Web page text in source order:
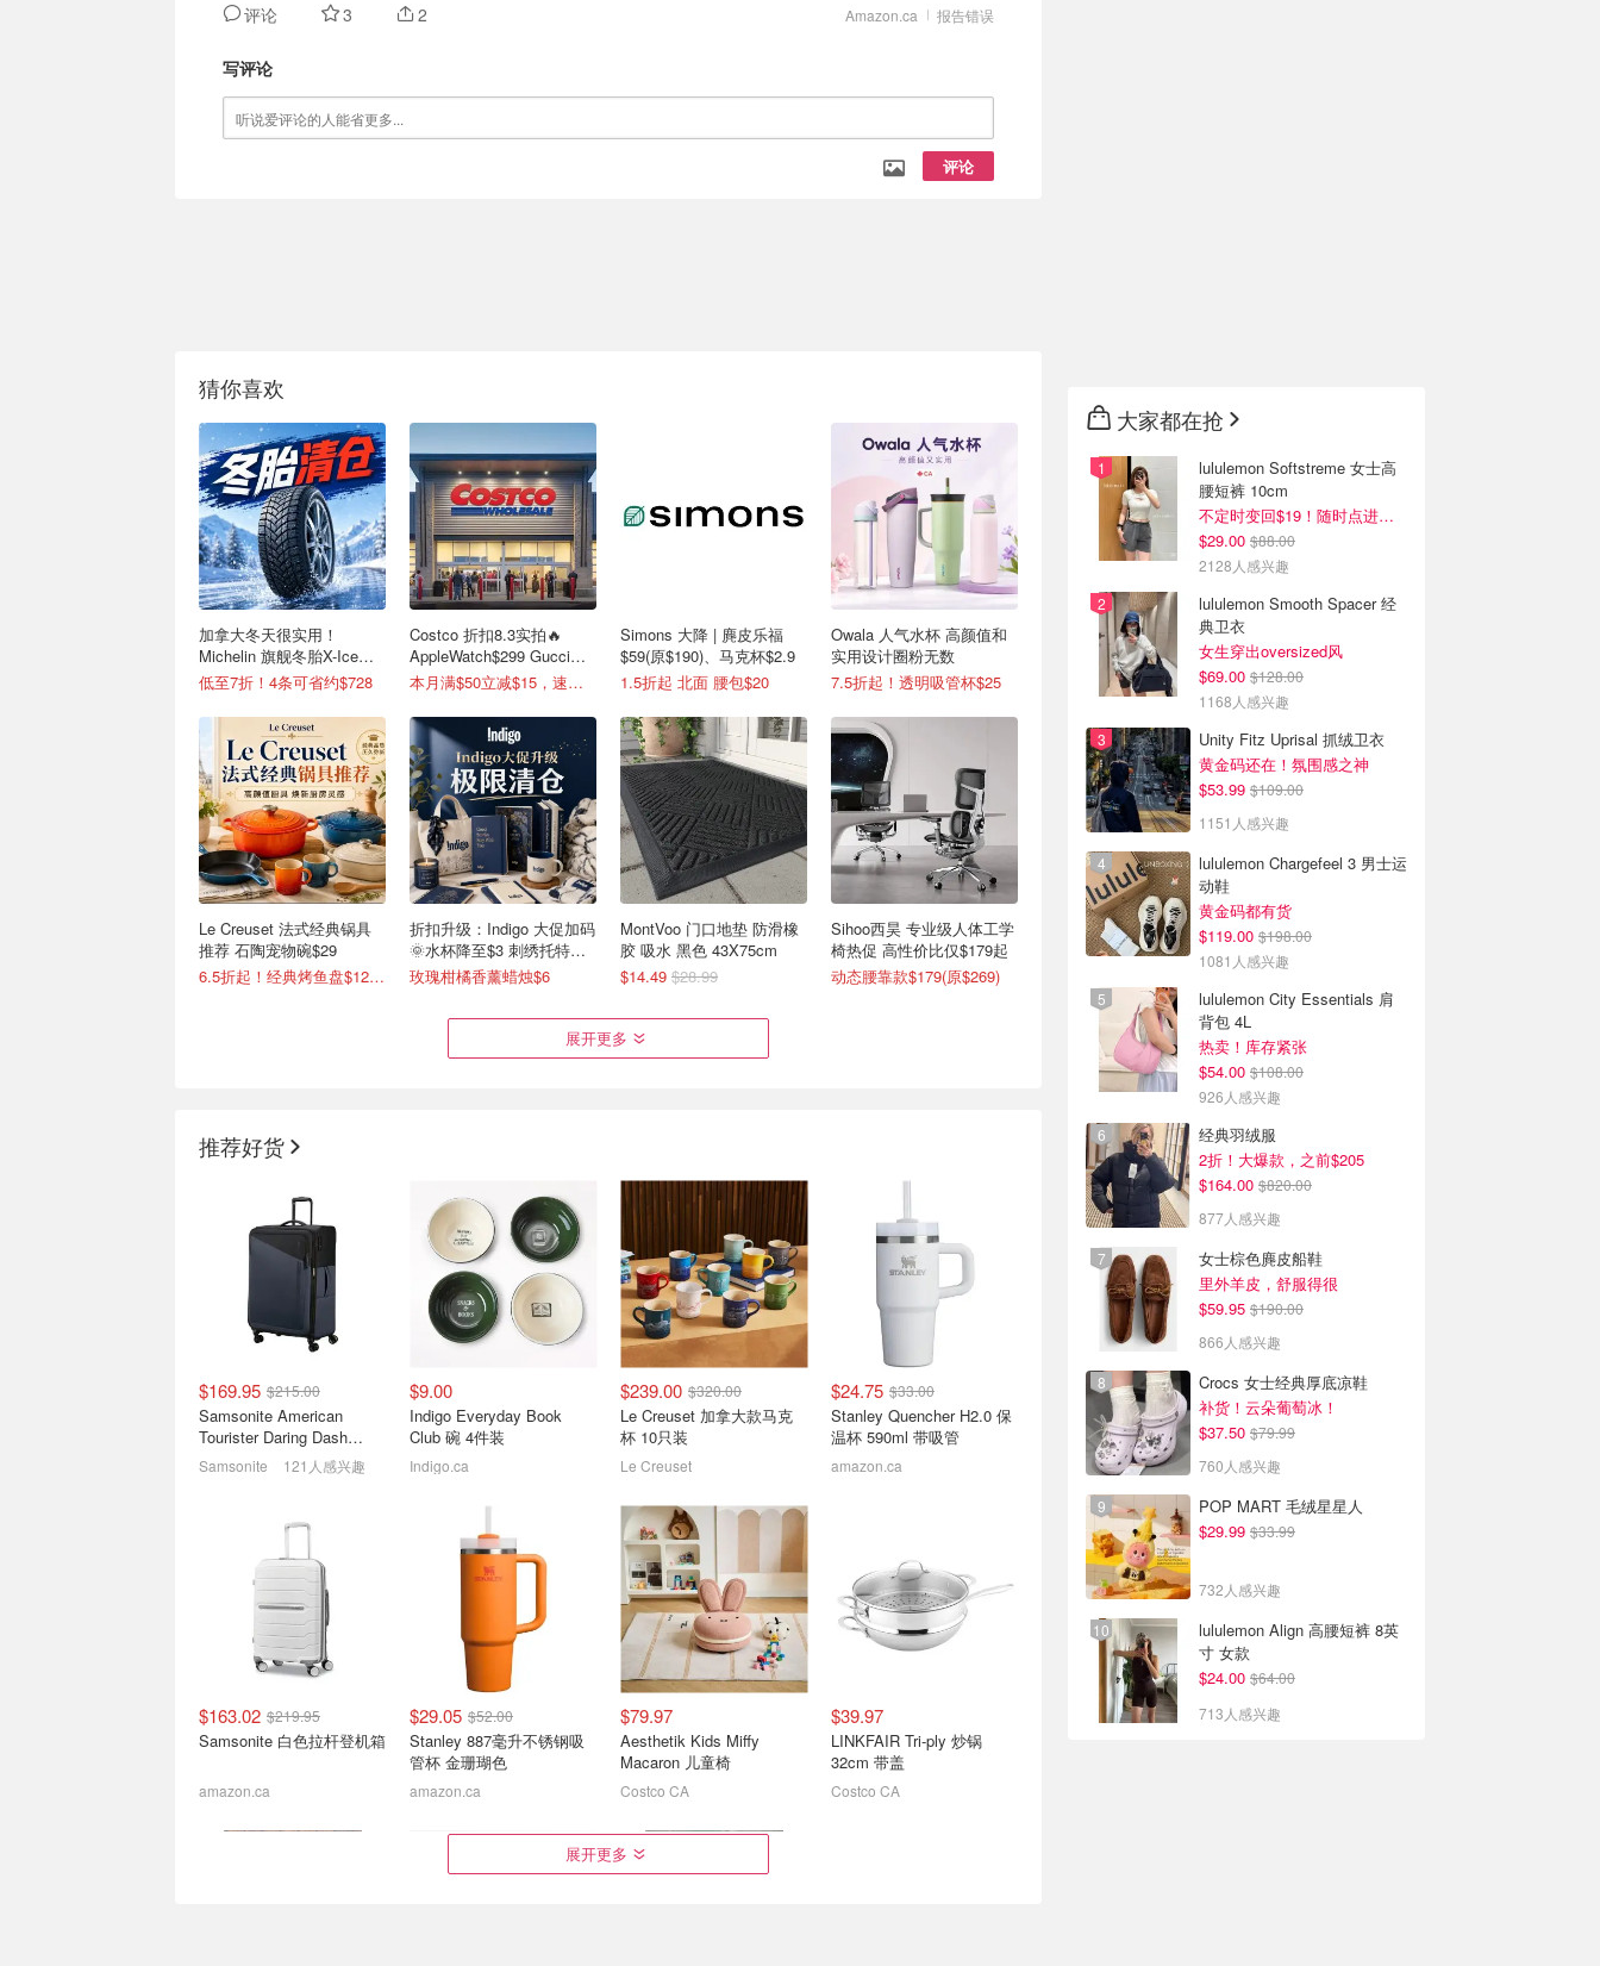
报告错误
Amazon.ca
评论 3 2
写评论
评论
猜你喜欢
加拿大冬天很实用！
Michelin 旗舰冬胎X-Ice
Snow 冰雪抓地强
低至7折！4条可省约$728
Le Creuset 法式经典锅具
推荐 石陶宠物碗$29
6.5折起！经典烤鱼盘$129(原$180)
Costco 折扣8.3实拍🔥
AppleWatch$299 Gucci香
水$99(原$176)
本月满$50立减$15，速领码
折扣升级：Indigo 大促加码
🌞水杯降至$3 刺绣托特包
$8
玫瑰柑橘香薰蜡烛$6
Simons 大降 | 麂皮乐福
$59(原$190)、马克杯$2.9
1.5折起 北面 腰包$20
MontVoo 门口地垫 防滑橡
胶 吸水 黑色 43X75cm
$14.49 $28.99
Owala 人气水杯 高颜值和
实用设计圈粉无数
7.5折起！透明吸管杯$25
Sihoo西昊 专业级人体工学
椅热促 高性价比仅$179起
动态腰靠款$179(原$269)
史低价：Homvana 3.6L大
容量静音加湿器 香薰夜灯
$25.49
Amazon亚马逊 8.7 好价热
卖！大容量静音加湿器
$25(原$60)
Samsonite 突发好价 登机
箱+中号箱2件$159(之前定
价$434)
4.1折起！登机箱$93.8(原$134)
Skroam 食品收纳盒 18件
套 密封BPA Free
仅$1.39/个
白菜：URBEST 抽屉搭扣
10件 防锈不锈钢
仅$0.4/件
史低价：Hiketrax 露营风扇
30000mAh LED灯
$23.99$79.99
史低价：AirWick 室内精油
加香挥发器 套装 23.9mL
12大卷=24卷 日常囤货
$7.57$13.97
Lysol 马桶清洁剂 710mL
芒果木槿花香 留香高级
史低价：Medline 专业除臭
喷雾 236ml 吸附异味不刺
展开更多
推荐好货
$169.95 $215.00
Samsonite American
Tourister Daring Dash
Spinner 大号行李箱
Samsonite 121人感兴趣
$9.00
Indigo Everyday Book
Club 碗 4件装
Indigo.ca
$239.00 $320.00
Le Creuset 加拿大款马克
杯 10只装
Le Creuset
$24.75 $33.00
Stanley Quencher H2.0 保
温杯 590ml 带吸管
amazon.ca
$163.02 $219.95
Samsonite 白色拉杆登机箱
amazon.ca
$29.05 $52.00
Stanley 887毫升不锈钢吸
管杯 金珊瑚色
amazon.ca
$79.97
Aesthetik Kids Miffy
Macaron 儿童椅
Costco CA
$39.97
LINKFAIR Tri-ply 炒锅
32cm 带盖
Costco CA
展开更多
大家都在抢
lululemon Softstreme 女士高
腰短裤 10cm
不定时变回$19！随时点进来看
$29.00 $88.00
2128人感兴趣
lululemon Smooth Spacer 经
典卫衣
女生穿出oversized风
$69.00 $128.00
1168人感兴趣
Unity Fitz Uprisal 抓绒卫衣
黄金码还在！氛围感之神
$53.99 $109.00
1151人感兴趣
lululemon Chargefeel 3 男士运
动鞋
黄金码都有货
$119.00 $198.00
1081人感兴趣
lululemon City Essentials 肩
背包 4L
热卖！库存紧张
$54.00 $108.00
926人感兴趣
经典羽绒服
2折！大爆款，之前$205
$164.00 $820.00
877人感兴趣
女士棕色麂皮船鞋
里外羊皮，舒服得很
$59.95 $190.00
866人感兴趣
Crocs 女士经典厚底凉鞋
补货！云朵葡萄冰！
$37.50 $79.99
760人感兴趣
POP MART 毛绒星星人
$29.99 $33.99
732人感兴趣
lululemon Align 高腰短裤 8英
寸 女款
$24.00 $64.00
713人感兴趣